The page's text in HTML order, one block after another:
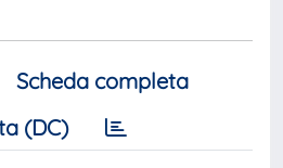
Scheda completa
(DC)